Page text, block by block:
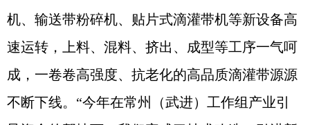
机、输送带粉碎机、贴片式滴灌带机等新设备高
速运转，上料、混料、挤出、成型等工序一气呵
成，一卷卷高强度、抗老化的高品质滴灌带源源
不断下线。“今年在常州（武进）工作组产业引